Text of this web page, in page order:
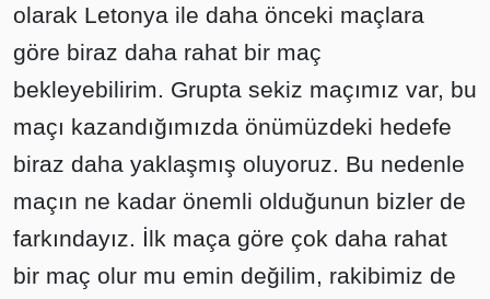
olarak Letonya ile daha önceki maçlara
göre biraz daha rahat bir maç
bekleyebilirim. Grupta sekiz maçımız var, bu
maçı kazandığımızda önümüzdeki hedefe
biraz daha yaklaşmış oluyoruz. Bu nedenle
maçın ne kadar önemli olduğunun bizler de
farkındayız. İlk maça göre çok daha rahat
bir maç olur mu emin değilim, rakibimiz de